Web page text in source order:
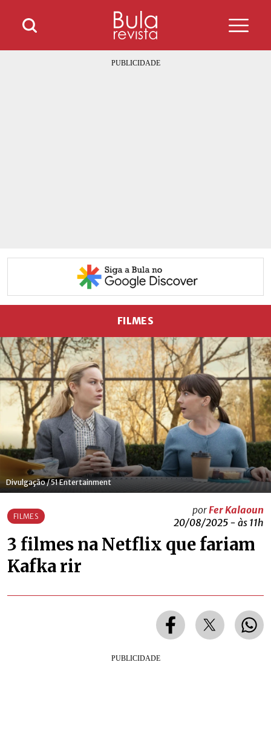
FILMES
Divulgação / 51 Entertainment
FILMES
porFer Kalaoun
20/08/2025 - às 11h
3 filmes na Netflix que fariam
Kafka rir